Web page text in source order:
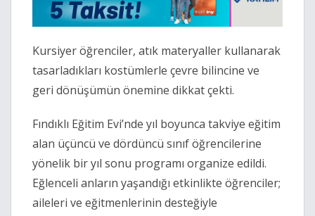
Kursiyer öğrenciler, atık materyaller kullanarak
tasarladıkları kostümlerle çevre bilincine ve
geri dönüşümün önemine dikkat çekti.
Fındıklı Eğitim Evi’nde yıl boyunca takviye eğitim
alan üçüncü ve dördüncü sınıf öğrencilerine
yönelik bir yıl sonu programı organize edildi.
Eğlenceli anların yaşandığı etkinlikte öğrenciler;
aileleri ve eğitmenlerinin desteğiyle